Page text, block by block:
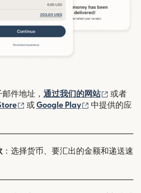
件地址， 通过我们的网站 （在新
或者
（在新窗口中打开）
或Google Play （在新窗口中
中提供的应
：选择货币、要汇出的金额和递送速